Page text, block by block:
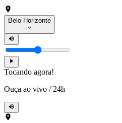
Belo Horizonte
Tocando agora!
Ouça ao vivo / 24h